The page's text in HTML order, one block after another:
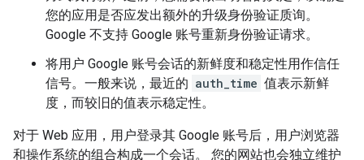
您的应用是否应发出额外的升级身份验证质询。
Google 不支持 Google 账号重新身份验证请求。
将用户 Google 账号会话的新鲜度和稳定性用作信任
信号。一般来说，最近的 auth_time 值表示新鲜
度，而较旧的值表示稳定性。
对于 Web 应用，用户登录其 Google 账号后，用户浏览器
和操作系统的组合构成一个会话。 您的网站也会独立维护